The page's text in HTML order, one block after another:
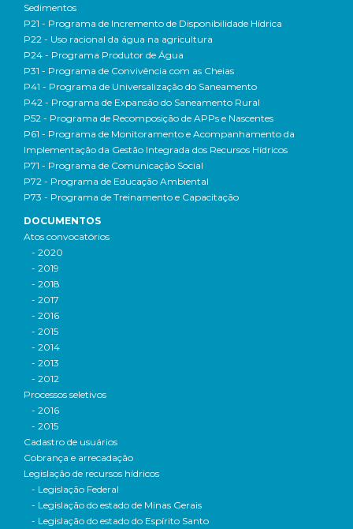
Sedimentos
P21 - Programa de Incremento de Disponibilidade Hídrica
P22 - Uso racional da água na agricultura
P24 - Programa Produtor de Água
P31 - Programa de Convivência com as Cheias
P41 - Programa de Universalização do Saneamento
P42 - Programa de Expansão do Saneamento Rural
P52 - Programa de Recomposição de APPs e Nascentes
P61 - Programa de Monitoramento e Acompanhamento da
Implementação da Gestão Integrada dos Recursos Hídricos
P71 - Programa de Comunicação Social
P72 - Programa de Educação Ambiental
P73 - Programa de Treinamento e Capacitação
DOCUMENTOS
Atos convocatórios
- 2020
- 2019
- 2018
- 2017
- 2016
- 2015
- 2014
- 2013
- 2012
Processos seletivos
- 2016
- 2015
Cadastro de usuários
Cobrança e arrecadação
Legislação de recursos hídricos
- Legislação Federal
- Legislação do estado de Minas Gerais
- Legislação do estado do Espírito Santo